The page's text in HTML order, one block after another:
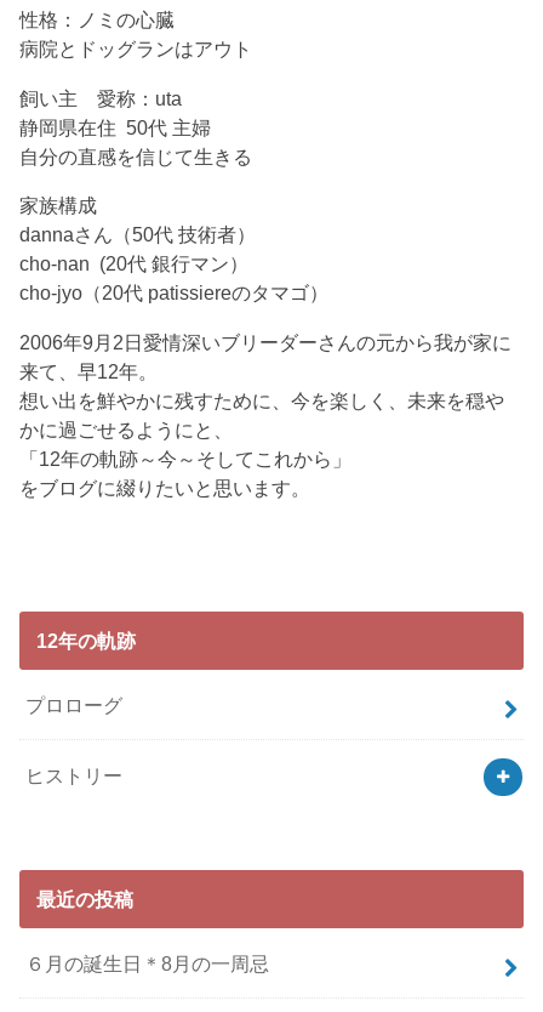
性格：ノミの心臓
病院とドッグランはアウト
飼い主 愛称：uta
静岡県在住 50代 主婦
自分の直感を信じて生きる
家族構成
dannaさん（50代 技術者）
cho-nan (20代 銀行マン）
cho-jyo（20代 patissiereのタマゴ）
2006年9月2日愛情深いブリーダーさんの元から我が家に
来て、早12年。
想い出を鮮やかに残すために、今を楽しく、未来を穏や
かに過ごせるようにと、
「12年の軌跡～今～そしてこれから」
をブログに綴りたいと思います。
12年の軌跡
プロローグ
ヒストリー
最近の投稿
６月の誕生日＊8月の一周忌